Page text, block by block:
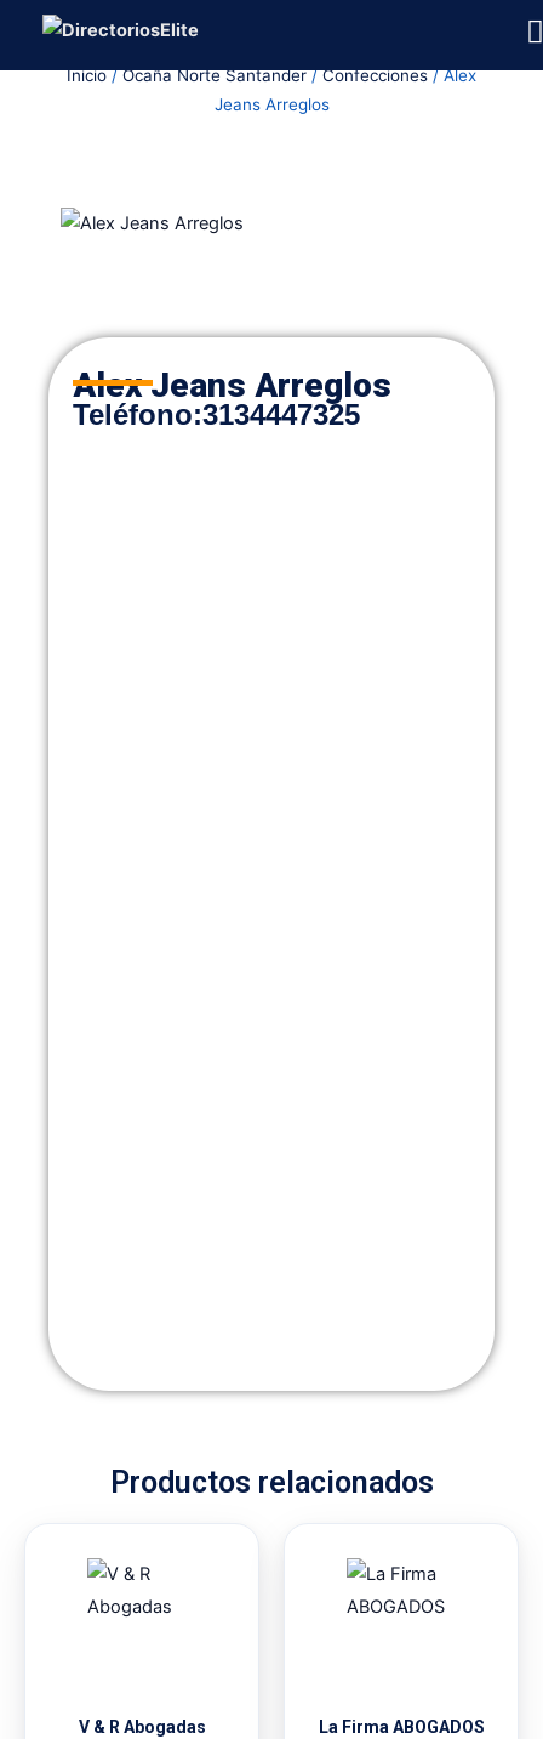
contenidoInicio/Ocaña Norte Santander/Confecciones/ Alex
Jeans Arreglos
Alex Jeans Arreglos
Teléfono:3134447325
Productos relacionados
V & R Abogadas La Firma ABOGADOS